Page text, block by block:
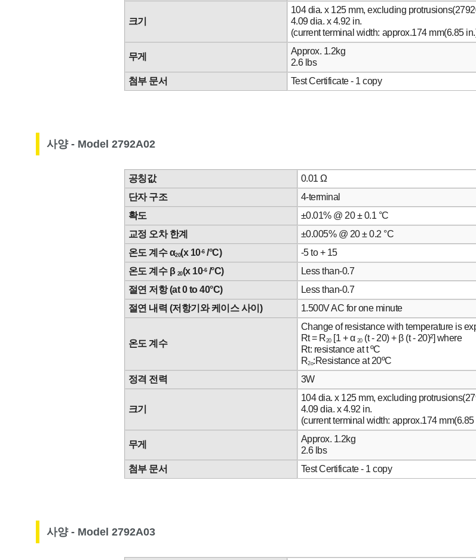
크기
104 dia. x 125 mm, excluding
4.09 dia. x 4.92 in.
(current terminal width: approx.174 mm(6.85
무게
Approx. 1.2kg
2.6 lbs
첨부 문서
Test Certificate - 1 copy
사양 - Model 2792A02
공칭값
0.01 Ω
단자 구조
4-terminal
확도
±0.01% @ 20 ± 0.1 °C
교정 오차 한계
±0.005% @ 20 ± 0.2 °C
온도 계수 α20(x 10-6/°C)
-5 to + 15
온도 계수 β 20(x 10-6/°C)
Less than-0.7
절연 저항 (at 0 to 40°C)
Less than-0.7
절연 내력 (저항기와 케이스 사이)
1.500V AC for one minute
온도 계수
Change of resistance with temperature is
Rt = R20[1 + α 20(t - 20) + β (t - 20)²] where
Rt: resistance at t ºC
R2o:Resistance at 20ºC
정격 전력
3W
크기
104 dia. x 125 mm, excluding
4.09 dia. x 4.92 in.
(current terminal width: approx.174 mm(6.85
무게
Approx. 1.2kg
2.6 lbs
첨부 문서
Test Certificate - 1 copy
사양 - Model 2792A03